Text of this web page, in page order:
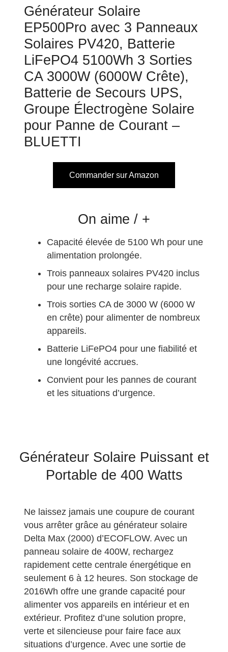
Générateur Solaire
EP500Pro avec 3 Panneaux
Solaires PV420, Batterie
LiFePO4 5100Wh 3 Sorties
CA 3000W (6000W Crête),
Batterie de Secours UPS,
Groupe Électrogène Solaire
pour Panne de Courant –
BLUETTI
Commander sur Amazon
On aime / +
Capacité élevée de 5100 Wh pour une
alimentation prolongée.
Trois panneaux solaires PV420 inclus
pour une recharge solaire rapide.
Trois sorties CA de 3000 W (6000 W
en crête) pour alimenter de nombreux
appareils.
Batterie LiFePO4 pour une fiabilité et
une longévité accrues.
Convient pour les pannes de courant
et les situations d’urgence.
Générateur Solaire Puissant et
Portable de 400 Watts
Ne laissez jamais une coupure de courant
vous arrêter grâce au générateur solaire
Delta Max (2000) d’ECOFLOW. Avec un
panneau solaire de 400W, rechargez
rapidement cette centrale énergétique en
seulement 6 à 12 heures. Son stockage de
2016Wh offre une grande capacité pour
alimenter vos appareils en intérieur et en
extérieur. Profitez d’une solution propre,
verte et silencieuse pour faire face aux
situations d’urgence. Avec une sortie de